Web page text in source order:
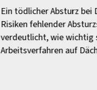
Ein tödlicher Absturz
Risiken fehlender
verdeutlicht, wie wichtig
Arbeitsverfahren auf